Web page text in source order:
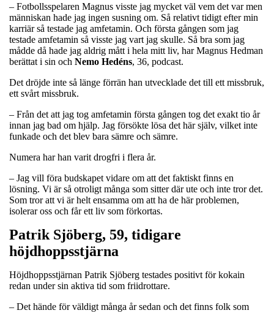
– Fotbollsspelaren Magnus visste jag mycket väl vem det var men
människan hade jag ingen susning om. Så relativt tidigt efter min
karriär så testade jag amfetamin. Och första gången som jag
testade amfetamin så visste jag vart jag skulle. Så bra som jag
mådde då hade jag aldrig mått i hela mitt liv, har Magnus Hedman
berättat i sin och Nemo Hedéns, 36, podcast.
Det dröjde inte så länge förrän han utvecklade det till ett missbruk,
ett svårt missbruk.
– Från det att jag tog amfetamin första gången tog det exakt tio år
innan jag bad om hjälp. Jag försökte lösa det här själv, vilket inte
funkade och det blev bara sämre och sämre.
Numera har han varit drogfri i flera år.
– Jag vill föra budskapet vidare om att det faktiskt finns en
lösning. Vi är så otroligt många som sitter där ute och inte tror det.
Som tror att vi är helt ensamma om att ha de här problemen,
isolerar oss och får ett liv som förkortas.
Patrik Sjöberg, 59, tidigare
höjdhoppsstjärna
Höjdhoppsstjärnan Patrik Sjöberg testades positivt för kokain
redan under sin aktiva tid som friidrottare.
– Det hände för väldigt många år sedan och det finns folk som